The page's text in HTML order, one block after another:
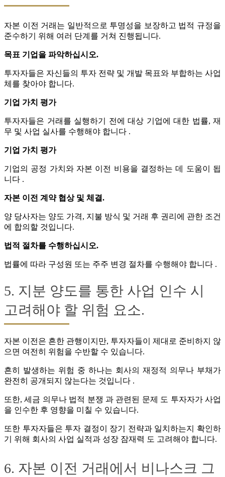
자본 이전 거래는 일반적으로 투명성을 보장하고 법적 규정을
준수하기 위해 여러 단계를 거쳐 진행됩니다.
목표 기업을 파악하십시오.
투자자들은 자신들의 투자 전략 및 개발 목표와 부합하는 사업
체를 찾아야 합니다.
기업 가치 평가
투자자들은 거래를 실행하기 전에 대상 기업에 대한 법률, 재
무 및 사업 실사를 수행해야 합니다 .
기업 가치 평가
기업의 공정 가치와 자본 이전 비용을 결정하는 데 도움이 됩
니다 .
자본 이전 계약 협상 및 체결.
양 당사자는 양도 가격, 지불 방식 및 거래 후 권리에 관한 조건
에 합의할 것입니다.
법적 절차를 수행하십시오.
법률에 따라 구성원 또는 주주 변경 절차를 수행해야 합니다 .
5. 지분 양도를 통한 사업 인수 시
고려해야 할 위험 요소.
자본 이전은 흔한 관행이지만, 투자자들이 제대로 준비하지 않
으면 여전히 위험을 수반할 수 있습니다.
흔히 발생하는 위험 중 하나는 회사의 재정적 의무나 부채가
완전히 공개되지 않는다는 것입니다 .
또한, 세금 의무나 법적 분쟁 과 관련된 문제 도 투자자가 사업
을 인수한 후 영향을 미칠 수 있습니다.
또한 투자자들은 투자 결정이 장기 전략과 일치하는지 확인하
기 위해 회사의 사업 실적과 성장 잠재력 도 고려해야 합니다.
6. 자본 이전 거래에서 비나스크 그